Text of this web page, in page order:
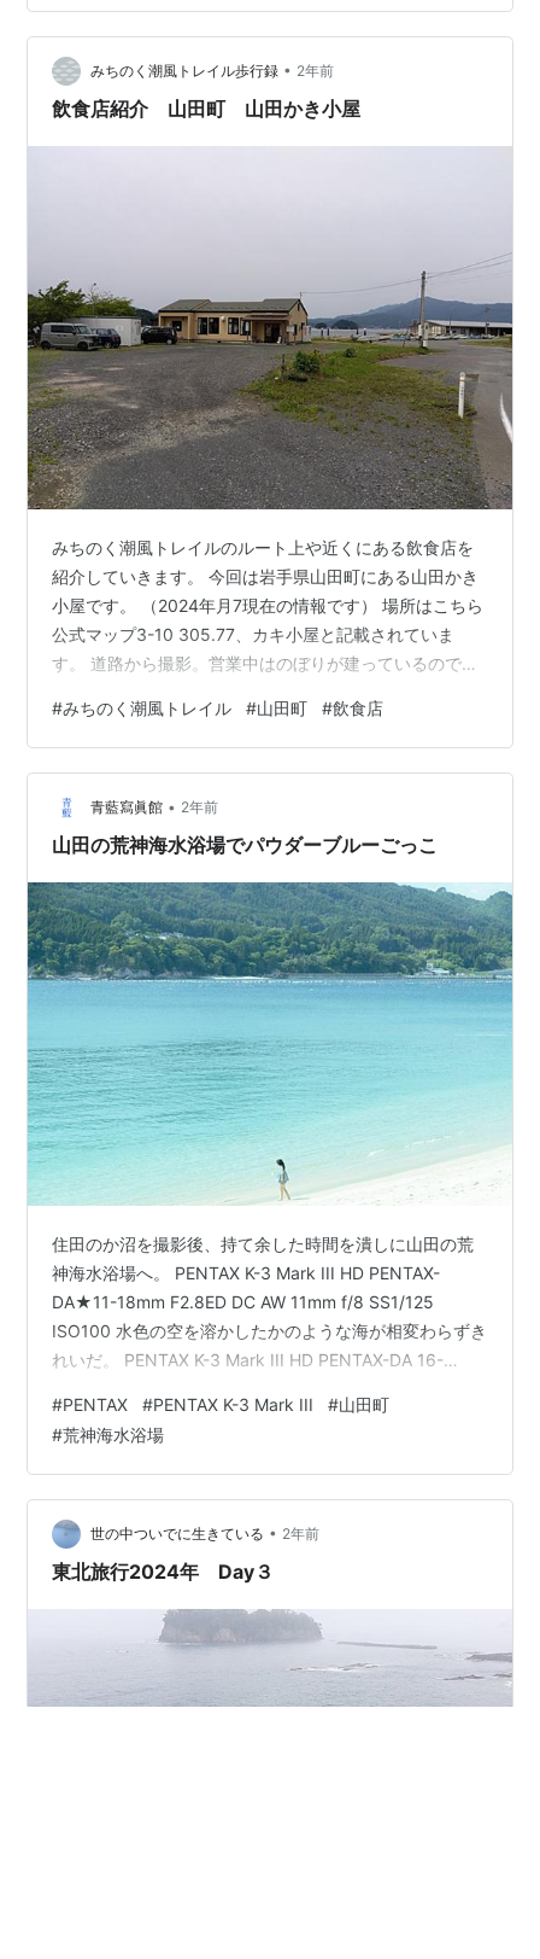
は薪ストーブがあり、実際に使用されているそうです。
テラス席もあります。 メニュー。日替わりの内容は店入
口にも書いてあります。 和風ソースパスタ￥900。 シフ
ォンケーキ￥400とホットコーヒー￥400。 訪れるハイ
みちのく潮風トレイル歩行録 • 2年前
飲食店紹介 山田町 山田かき小屋
みちのく潮風トレイルのルート上や近くにある飲食店を
紹介していきます。 今回は岩手県山田町にある山田かき
小屋です。 （2024年月7現在の情報です） 場所はこちら
公式マップ3-10 305.77、カキ小屋と記載されていま
す。 道路から撮影。営業中はのぼりが建っているので分
供する店として有名ですが、夏季も営業しています。 夏
季は予約は必要ありません。 写真は外の席。海が見えま
す。 牡蠣を使用したメニューの他に刺身やラーメンもあ
ります。 この日注文したのはガーリックバター定食
￥1200。 牡蠣の他にベーコンとタマネギが入っていま
#みちのく潮風トレイル #山田町 #飲食店
青藍寫眞館 • 2年前
山田の荒神海水浴場でパウダーブルーごっこ
住田のか沼を撮影後、持て余した時間を潰しに山田の荒
神海水浴場へ。 PENTAX K-3 Mark III HD PENTAX-
DA★11-18mm F2.8ED DC AW 11mm f/8 SS1/125
ISO100 水色の空を溶かしたかのような海が相変わらずき
れいだ。 PENTAX K-3 Mark III HD PENTAX-DA 16-
現地は25〜6℃で日陰にいると、とても心地良い。 海に
足をつけるとまだかなり冷たかった。 PENTAX K-3 Mark
III HD PENTAX-DA 1…
#PENTAX #PENTAX K-3 Mark III #山田町
#荒神海水浴場
世の中ついでに生きている • 2年前
東北旅行2024年 Day３